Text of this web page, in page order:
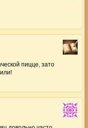
пицце, зато